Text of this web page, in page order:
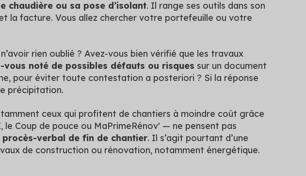
chaudière ou sa pose d’isolant. Il range ses outils dans son
la facture. Vous allez chercher votre portefeuille ou votre
rien oublié ? Avez-vous bien vérifié que les travaux
vous noté de possibles défauts ou risques sur un document
pour éviter toute contestation a posteriori ? Si la réponse
précipitation.
ceux qui profitent de chantiers à moindre coût grâce
le Coup de pouce ou MaPrimeRénov' — ne pensent pas
procès-verbal de fin de chantier. Il s’agit pourtant d’une
de construction ou rénovation, notamment énergétique.